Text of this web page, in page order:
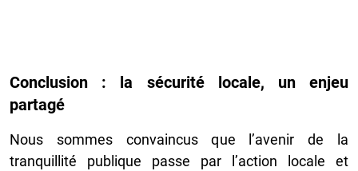
Conclusion : la sécurité locale, un enjeu
partagé
Nous sommes convaincus que l’avenir de la
tranquillité publique passe par l’action locale et